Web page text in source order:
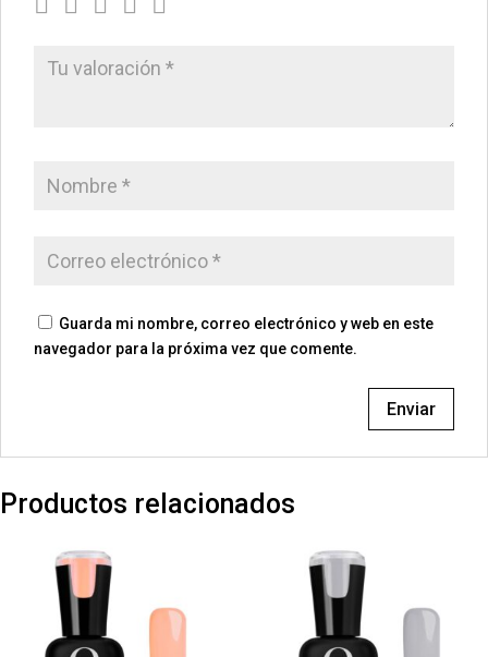
Guarda mi nombre, correo electrónico y web en este
navegador para la próxima vez que comente.
Productos relacionados